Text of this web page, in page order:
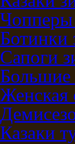
Ботинки
Сапоги
Большие
Женская
Казаки